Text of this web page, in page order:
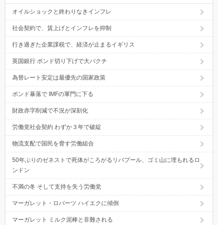
オイルショックと終わりなきインフレ
社会契約で、賃上げとインフレを抑制
行き過ぎた企業課税で、経済が止まるイギリス
英国銀行 ポンド切り下げで大バクチ
為替レート安定は最優先の国家政策
ポンド暴落で IMFの軍門に下る
財政赤字削減で不況が深刻化
労働党社会契約 わずか３年で破綻
物流支配で国民を脅す労働組合
50年ぶりのゼネストで死体がころがるリバプール、ゴミ山に埋もれるロ
ンドン
不満の冬 そして支持を失う労働党
マーガレット・ロバーツ ハイエクに傾倒
マーガレット ミルク泥棒と非難される